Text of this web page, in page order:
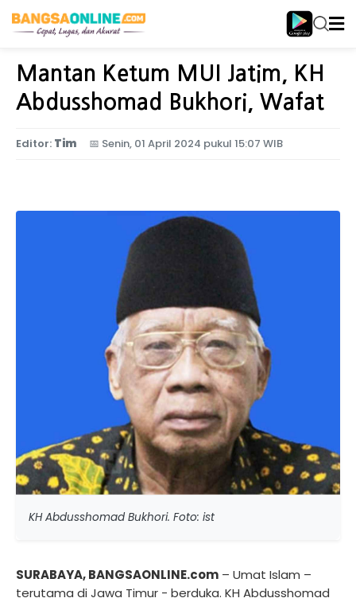
Home Nasional
Mantan Ketum MUI Jatim, KH
Abdusshomad Bukhori, Wafat
Editor: Tim 📅 Senin, 01 April 2024 pukul 15:07 WIB
KH Abdusshomad Bukhori. Foto: ist
SURABAYA, BANGSAONLINE.com – Umat Islam –
terutama di Jawa Timur - berduka. KH Abdusshomad